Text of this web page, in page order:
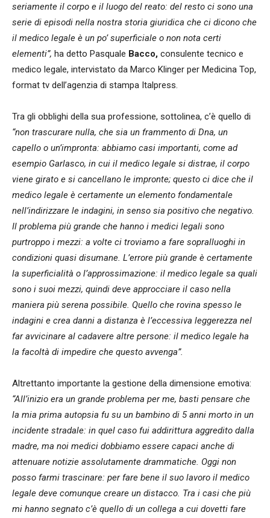
seriamente il corpo e il luogo del reato: del resto ci sono una
serie di episodi nella nostra storia giuridica che ci dicono che
il medico legale è un po’ superficiale o non nota certi
elementi”, ha detto Pasquale Bacco, consulente tecnico e
medico legale, intervistato da Marco Klinger per Medicina Top,
format tv dell’agenzia di stampa Italpress.
Tra gli obblighi della sua professione, sottolinea, c’è quello di
“non trascurare nulla, che sia un frammento di Dna, un
capello o un’impronta: abbiamo casi importanti, come ad
esempio Garlasco, in cui il medico legale si distrae, il corpo
viene girato e si cancellano le impronte; questo ci dice che il
medico legale è certamente un elemento fondamentale
nell’indirizzare le indagini, in senso sia positivo che negativo.
Il problema più grande che hanno i medici legali sono
purtroppo i mezzi: a volte ci troviamo a fare sopralluoghi in
condizioni quasi disumane. L’errore più grande è certamente
la superficialità o l’approssimazione: il medico legale sa quali
sono i suoi mezzi, quindi deve approcciare il caso nella
maniera più serena possibile. Quello che rovina spesso le
indagini e crea danni a distanza è l’eccessiva leggerezza nel
far avvicinare al cadavere altre persone: il medico legale ha
la facoltà di impedire che questo avvenga”.
Altrettanto importante la gestione della dimensione emotiva:
“All’inizio era un grande problema per me, basti pensare che
la mia prima autopsia fu su un bambino di 5 anni morto in un
incidente stradale: in quel caso fui addirittura aggredito dalla
madre, ma noi medici dobbiamo essere capaci anche di
attenuare notizie assolutamente drammatiche. Oggi non
posso farmi trascinare: per fare bene il suo lavoro il medico
legale deve comunque creare un distacco. Tra i casi che più
mi hanno segnato c’è quello di un collega a cui dovetti fare